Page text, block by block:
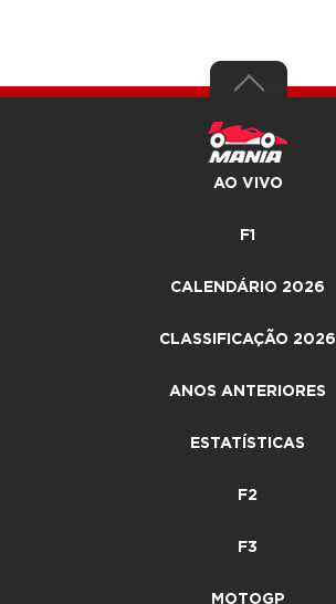
AO VIVO
F1
CALENDÁRIO 2026
CLASSIFICAÇÃO 2026
ANOS ANTERIORES
ESTATÍSTICAS
F2
F3
MOTOGP